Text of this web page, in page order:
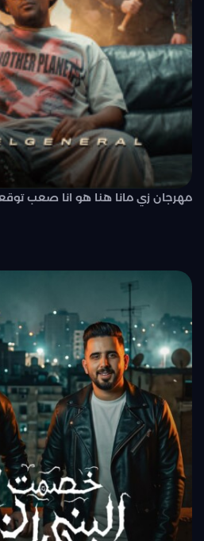
مهرجان زي مانا هنا هو انا صعب